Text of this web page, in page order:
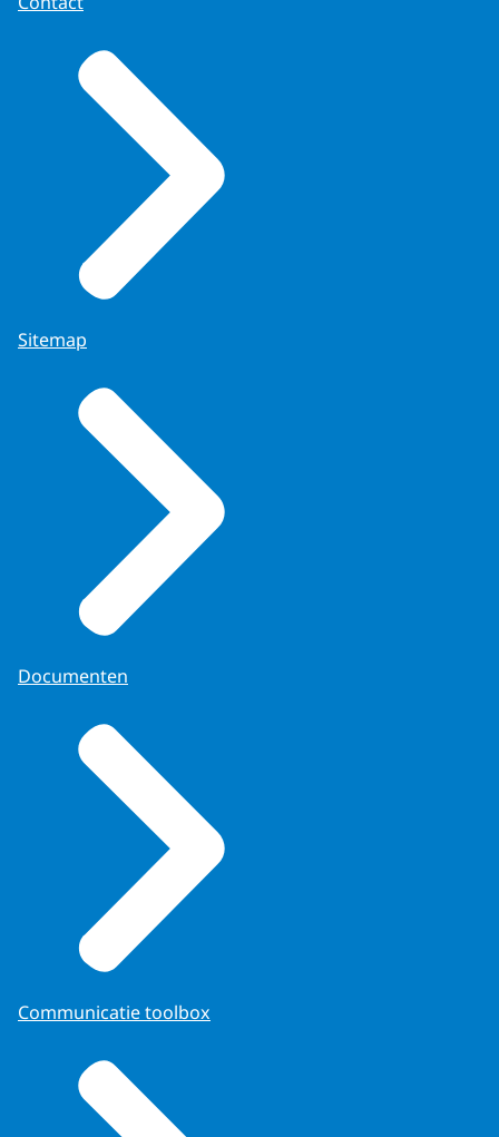
Sitemap
Documenten
Communicatie toolbox